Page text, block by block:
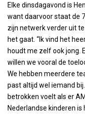
Elke dinsdagavond is
want daarvoor staat de
zijn netwerk verder uit
het gaat. “Ik vind het
houdt me zelf ook jong.
willen we vooral de
We hebben meerdere
past altijd wel iemand
betrokken voelt als er
Nederlandse kinderen